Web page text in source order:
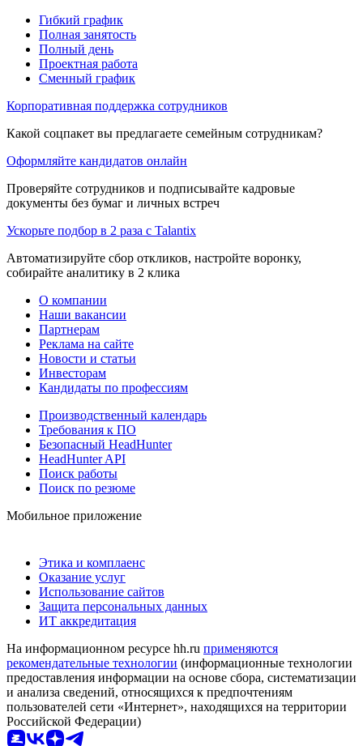
Гибкий график
Полная занятость
Полный день
Проектная работа
Сменный график
Корпоративная поддержка сотрудников
Какой соцпакет вы предлагаете семейным сотрудникам?
Оформляйте кандидатов онлайн
Проверяйте сотрудников и подписывайте кадровые
документы без бумаг и личных встреч
Ускорьте подбор в 2 раза с Talantix
Автоматизируйте сбор откликов, настройте воронку,
собирайте аналитику в 2 клика
О компании
Наши вакансии
Партнерам
Реклама на сайте
Новости и статьи
Инвесторам
Кандидаты по профессиям
Производственный календарь
Требования к ПО
Безопасный HeadHunter
HeadHunter API
Поиск работы
Поиск по резюме
Мобильное приложение
Этика и комплаенс
Оказание услуг
Использование сайтов
Защита персональных данных
ИТ аккредитация
На информационном ресурсе hh.ru применяются
рекомендательные технологии (информационные технологии
предоставления информации на основе сбора, систематизации
и анализа сведений, относящихся к предпочтениям
пользователей сети «Интернет», находящихся на территории
Российской Федерации)